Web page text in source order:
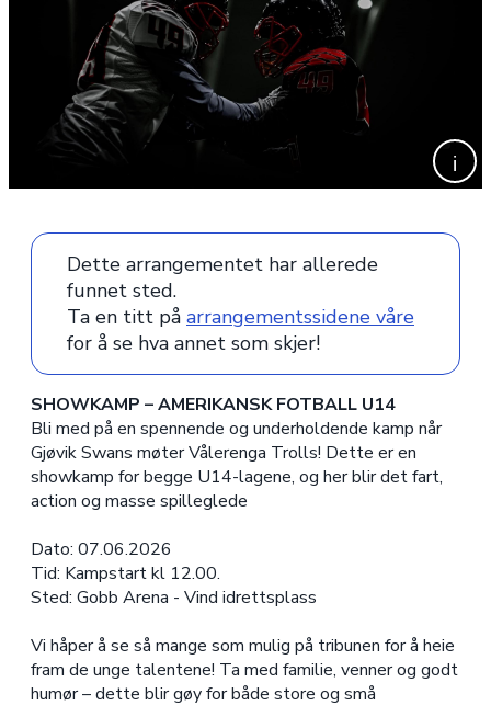
Dette arrangementet har allerede
funnet sted.
Ta en titt på arrangementssidene våre
for å se hva annet som skjer!
SHOWKAMP – AMERIKANSK FOTBALL U14
Bli med på en spennende og underholdende kamp når
Gjøvik Swans møter Vålerenga Trolls! Dette er en
showkamp for begge U14-lagene, og her blir det fart,
action og masse spilleglede
Dato: 07.06.2026
Tid: Kampstart kl 12.00.
Sted: Gobb Arena - Vind idrettsplass
Vi håper å se så mange som mulig på tribunen for å heie
fram de unge talentene! Ta med familie, venner og godt
humør – dette blir gøy for både store og små